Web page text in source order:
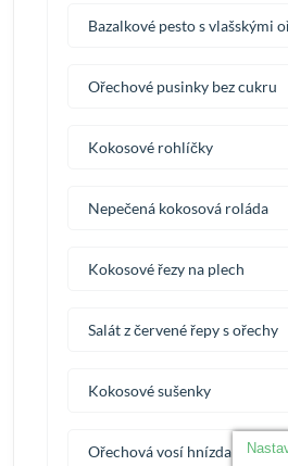
Bazalkové pesto s vlašskými
Ořechové pusinky bez cukru
Kokosové rohlíčky
Nepečená kokosová roláda
Kokosové řezy na plech
Salát z červené řepy s ořechy
Kokosové sušenky
Ořechová vosí hnízda